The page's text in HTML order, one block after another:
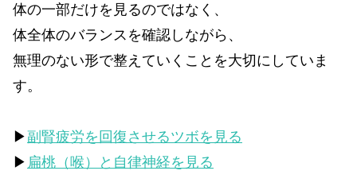
体の一部だけを見るのではなく、
体全体のバランスを確認しながら、
無理のない形で整えていくことを大切にしていま
す。
▶副腎疲労を回復させるツボを見る
▶ 扁桃（喉）と自律神経を見る